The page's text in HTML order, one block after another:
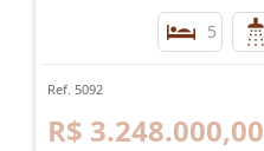
5
Ref. 5092
R$ 3.248.000,00